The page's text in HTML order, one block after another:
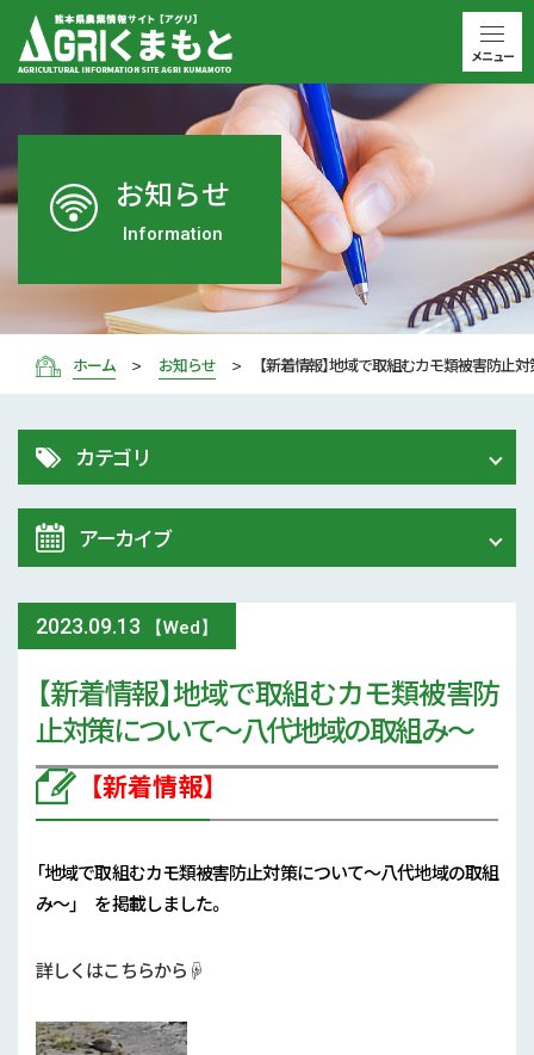
お知らせ
Information
ホーム お知らせ 【新着情報】地域で取組むカモ類被害防止
2023.09.13 【Wed】
【新着情報】地域で取組むカモ類被害防
止対策について～八代地域の取組み～
【新着情報】
「地域で取組むカモ類被害防止対策について～八代地域の取組
み～」 を掲載しました。
詳しくはこちらから☟
カテゴリ
令和8年 熊本地震関連情報
農業大学校
スマート農業
参考文献
気象
現地情報
病害虫
アーカイブ
2026年 (74)
2025年 (107)
2024年 (125)
2023年 (139)
2022年 (170)
2021年 (173)
2020年 (167)
2019年 (5)
メニュー